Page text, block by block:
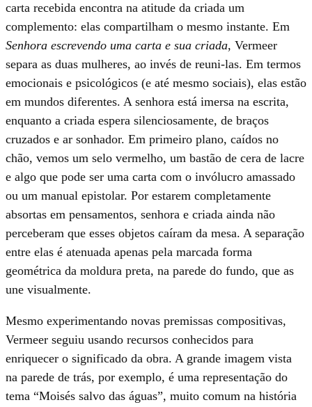
carta recebida encontra na atitude da criada um
complemento: elas compartilham o mesmo instante. Em
Senhora escrevendo uma carta e sua criada, Vermeer
separa as duas mulheres, ao invés de reuni-las. Em termos
emocionais e psicológicos (e até mesmo sociais), elas estão
em mundos diferentes. A senhora está imersa na escrita,
enquanto a criada espera silenciosamente, de braços
cruzados e ar sonhador. Em primeiro plano, caídos no
chão, vemos um selo vermelho, um bastão de cera de lacre
e algo que pode ser uma carta com o invólucro amassado
ou um manual epistolar. Por estarem completamente
absortas em pensamentos, senhora e criada ainda não
perceberam que esses objetos caíram da mesa. A separação
entre elas é atenuada apenas pela marcada forma
geométrica da moldura preta, na parede do fundo, que as
une visualmente.
Mesmo experimentando novas premissas compositivas,
Vermeer seguiu usando recursos conhecidos para
enriquecer o significado da obra. A grande imagem vista
na parede de trás, por exemplo, é uma representação do
tema “Moisés salvo das águas”, muito comum na história